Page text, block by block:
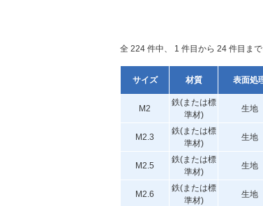
全 224 件中、 1 件目から 24 件目ま
サイズ 材質 表面処
M2
鉄(または標
準材)
生地
M2.3
鉄(または標
準材)
生地
M2.5
鉄(または標
準材)
生地
M2.6
鉄(または標
準材)
生地